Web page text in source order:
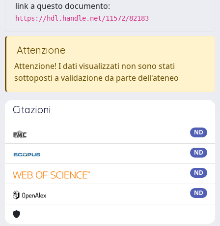
link a questo documento:
https://hdl.handle.net/11572/82183
Attenzione
Attenzione! I dati visualizzati non sono stati
sottoposti a validazione da parte dell'ateneo
Citazioni
ND
ND
ND
ND